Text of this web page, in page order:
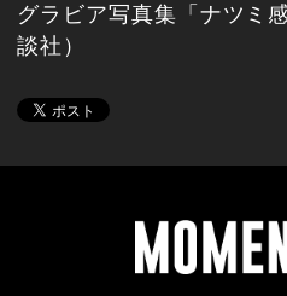
グラビア写真集「ナツミ
談社）